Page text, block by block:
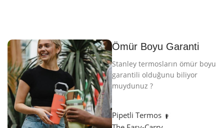
Ömür Boyu Garanti
Stanley termosların ömür boyu
garantili olduğunu biliyor
muydunuz ?
Pipetli Termos